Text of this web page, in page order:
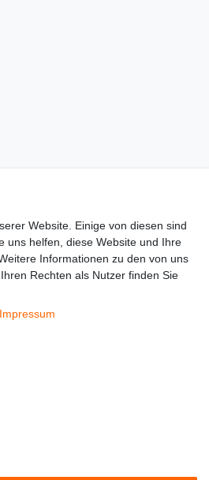
Website. Einige von diesen sind
uns helfen, diese Website und Ihre
Informationen zu den von uns
Rechten als Nutzer finden Sie
Impressum